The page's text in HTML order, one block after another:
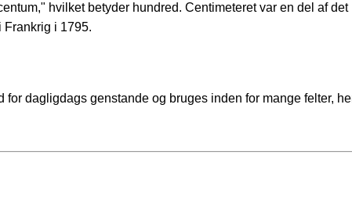
hvilket betyder hundred. Centimeteret var en del af det
Frankrig i 1795.
dagligdags genstande og bruges inden for mange felter,